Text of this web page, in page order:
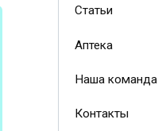
Статьи
Аптека
Наша команда
Контакты